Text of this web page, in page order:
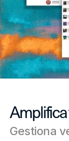
Amplifica
Gestiona